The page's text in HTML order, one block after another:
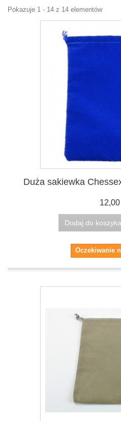
Pokazuje 1 - 14 z 14 elementów
Duża sakiewka
12,00
Dodaj do koszyka
Oczekiwanie